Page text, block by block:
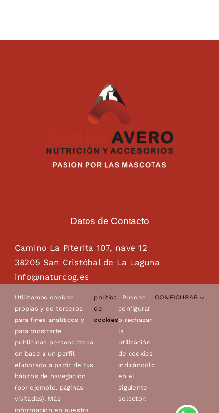
Datos de Contacto
Camino La Piterita 107, nave 12
38205 San Cristóbal de La Laguna
info@naturdog.es
Tel. 922 89 85 89 – 681 28 85 26
© Copyright 2022 - 2026 | Canes Avero, s.l.u. |Aviso
Utilizamos cookies
propias y de terceros
para fines analíticos y
para mostrarte
publicidad personalizada
en base a un perfil
elaborado a partir de tus
hábitos de navegación
(por ejemplo, páginas
visitadas). Más
información en nuestra
política
de
cookies
. Puedes
configurar
o rechazar
la
utilización
de cookies
indicándolo
en el
siguiente
selector:
CONFIGURAR